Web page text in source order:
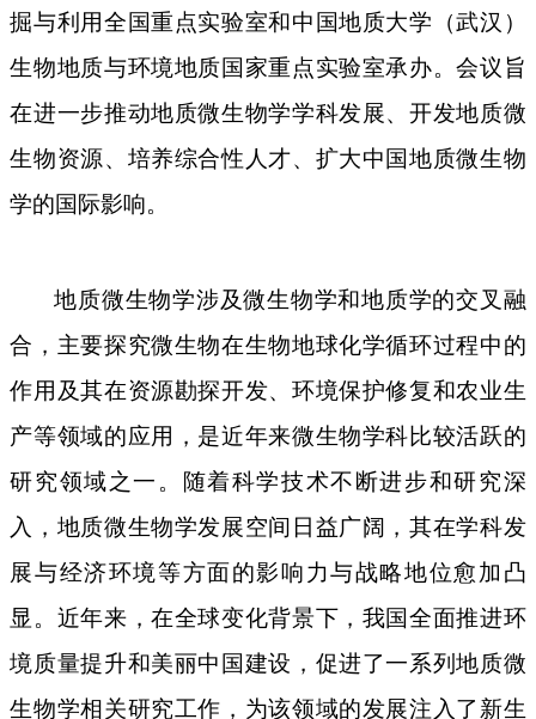
掘与利用全国重点实验室和中国地质大学（武汉）
生物地质与环境地质国家重点实验室承办。会议旨
在进一步推动地质微生物学学科发展、开发地质微
生物资源、培养综合性人才、扩大中国地质微生物
学的国际影响。
地质微生物学涉及微生物学和地质学的交叉融
合，主要探究微生物在生物地球化学循环过程中的
作用及其在资源勘探开发、环境保护修复和农业生
产等领域的应用，是近年来微生物学科比较活跃的
研究领域之一。随着科学技术不断进步和研究深
入，地质微生物学发展空间日益广阔，其在学科发
展与经济环境等方面的影响力与战略地位愈加凸
显。近年来，在全球变化背景下，我国全面推进环
境质量提升和美丽中国建设，促进了一系列地质微
生物学相关研究工作，为该领域的发展注入了新生